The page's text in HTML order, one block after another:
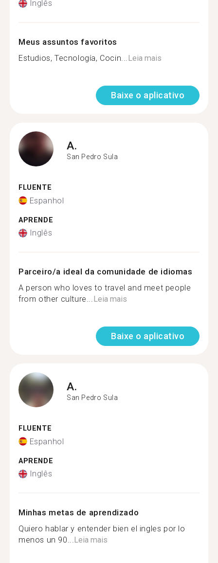
Inglês
Meus assuntos favoritos
Estudios, Tecnología, Cocin...Leia mais
Baixe o aplicativo
A.
San Pedro Sula
FLUENTE
Espanhol
APRENDE
Inglês
Parceiro/a ideal da comunidade de idiomas
A person who loves to travel and meet people
from other culture...Leia mais
Baixe o aplicativo
A.
San Pedro Sula
FLUENTE
Espanhol
APRENDE
Inglês
Minhas metas de aprendizado
Quiero hablar y entender bien el ingles por lo
menos un 90...Leia mais